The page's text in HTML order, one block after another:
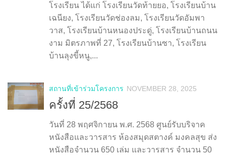
โรงเรียน ได้แก่ โรงเรียนวัดท้ายยอ, โรงเรียนบ้าน
เฉนียง, โรงเรียนวัดช่องลม, โรงเรียนวัดอัมพา
วาส, โรงเรียนบ้านหนองประดู่, โรงเรียนบ้านถนน
งาม มิตรภาพที่ 27, โรงเรียนบ้านซา, โรงเรียน
บ้านลุงขี้หนู,...
สถานที่เข้าร่วมโครงการ NOVEMBER 28, 2025
ครั้งที่ 25/2568
วันที่ 28 พฤศจิกายน พ.ศ. 2568 ศูนย์รับบริจาค
หนังสือและวารสาร ห้องสมุดสตางค์ มงคลสุข ส่ง
หนังสือจำนวน 650 เล่ม และวารสาร จำนวน 50